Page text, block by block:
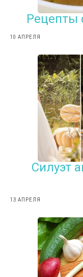
Рецепты
10 АПРЕЛЯ
Силуэт
13 АПРЕЛЯ